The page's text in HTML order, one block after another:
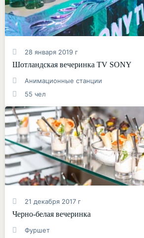
28 января 2019 г
Шотландская вечеринка TV SONY
Анимационные станции
55 чел
21 декабря 2017 г
Черно-белая вечеринка
Фуршет